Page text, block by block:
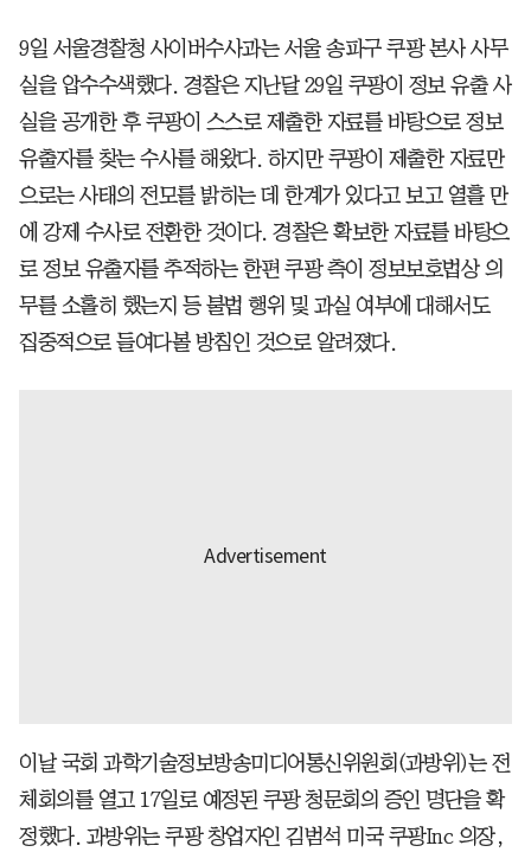
9일 서울경찰청 사이버수사과는 서울 송파구 쿠팡 본사 사무
실을 압수수색했다. 경찰은 지난달 29일 쿠팡이 정보 유출 사
실을 공개한 후 쿠팡이 스스로 제출한 자료를 바탕으로 정보
유출자를 찾는 수사를 해왔다. 하지만 쿠팡이 제출한 자료만
으로는 사태의 전모를 밝히는 데 한계가 있다고 보고 열흘 만
에 강제 수사로 전환한 것이다. 경찰은 확보한 자료를 바탕으
로 정보 유출자를 추적하는 한편 쿠팡 측이 정보보호법상 의
무를 소홀히 했는지 등 불법 행위 및 과실 여부에 대해서도
집중적으로 들여다볼 방침인 것으로 알려졌다.
이날 국회 과학기술정보방송미디어통신위원회(과방위)는 전
체회의를 열고 17일로 예정된 쿠팡 청문회의 증인 명단을 확
정했다. 과방위는 쿠팡 창업자인 김범석 미국 쿠팡Inc 의장,